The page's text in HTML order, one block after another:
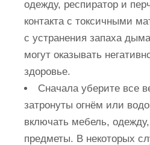
одежду, респиратор и
контакта с токсичными
с устранения запаха
могут оказывать
здоровье.
Сначала уберите все
затронуты огнём или
включать мебель,
предметы. В некоторых